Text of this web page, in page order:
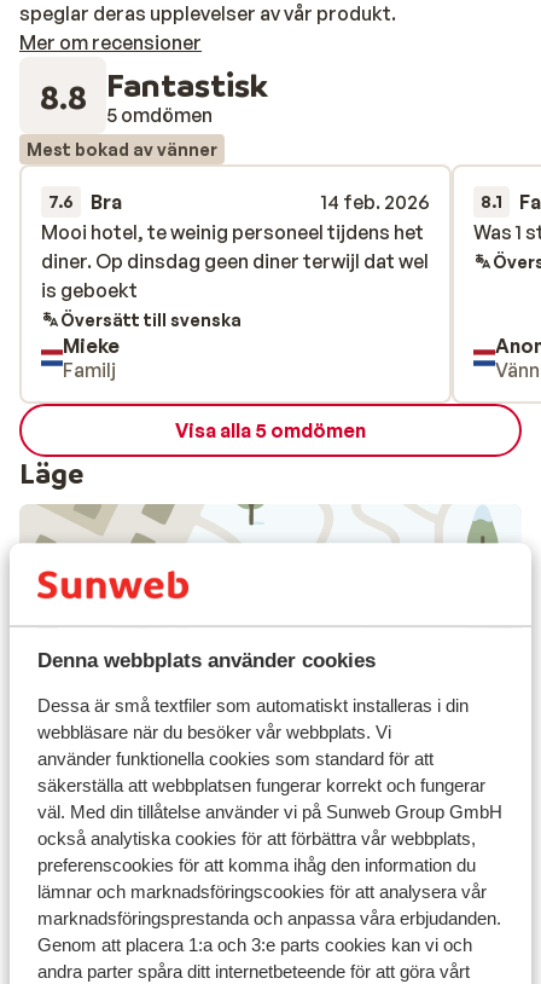
Denna webbplats använder cookies
Dessa är små textfiler som automatiskt installeras i din
webbläsare när du besöker vår webbplats. Vi
använder funktionella cookies som standard för att
säkerställa att webbplatsen fungerar korrekt och fungerar
väl. Med din tillåtelse använder vi på Sunweb Group GmbH
också analytiska cookies för att förbättra vår webbplats,
preferenscookies för att komma ihåg den information du
lämnar och marknadsföringscookies för att analysera vår
marknadsföringsprestanda och anpassa våra erbjudanden.
Genom att placera 1:a och 3:e parts cookies kan vi och
andra parter spåra ditt internetbeteende för att göra vårt
speglar deras upplevelser av vår produkt.
Mer om recensioner
8.8 Fantastisk
5 omdömen
Mest bokad av vänner
7.6 Bra
14 feb. 2026
Mooi hotel, te weinig personeel tijdens het
diner. Op dinsdag geen diner terwijl dat wel
is geboekt
Mooi hotel, te weinig personeel tijdens het
diner. Op dinsdag geen diner terwijl dat wel
is geboekt
Översätt till svenska
Mieke
Familj
8.1
Was 1
Was 1
Visa alla 5 omdömen
Läge
I området
I centrum
Avstånd till flygplats salzburg ca 80 km
Avstånd till tågstation ca 350 m
Avstånd till längdåkningsspår ca 2 km
Avstånd till skidbuss ca 50 m
Avstånd till skidlift city express zell am see är ca
120 m